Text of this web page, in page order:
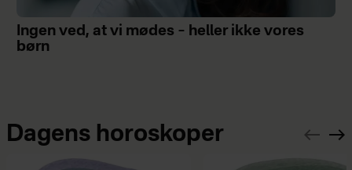
Ingen ved, at vi mødes – heller ikke vores
børn
Dagens horoskoper